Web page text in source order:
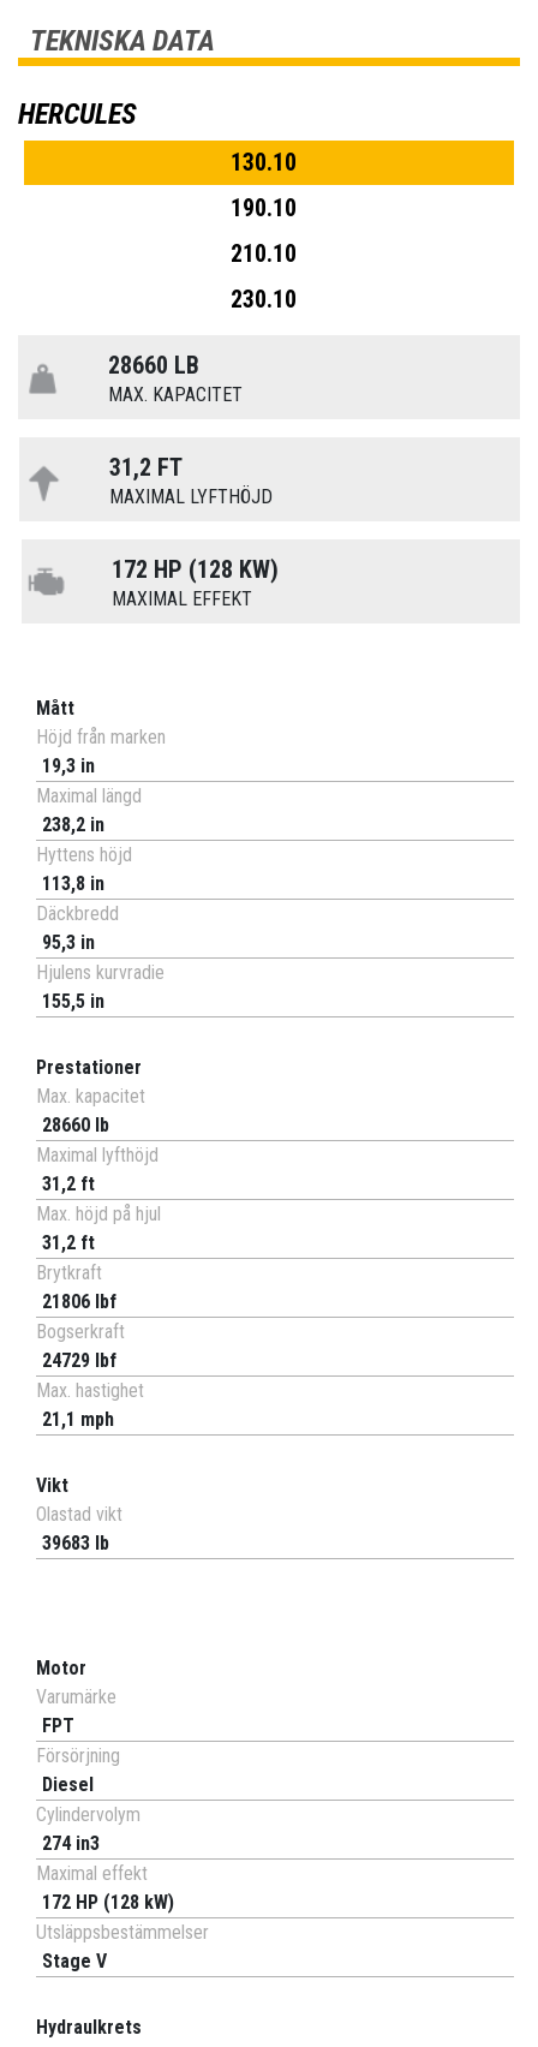
TEKNISKA DATA
HERCULES
130.10
190.10
210.10
230.10
28660 LB
MAX. KAPACITET
31,2 FT
MAXIMAL LYFTHÖJD
172 HP (128 KW)
MAXIMAL EFFEKT
Mått
Höjd från marken
19,3 in
Maximal längd
238,2 in
Hyttens höjd
113,8 in
Däckbredd
95,3 in
Hjulens kurvradie
155,5 in
Prestationer
Max. kapacitet
28660 lb
Maximal lyfthöjd
31,2 ft
Max. höjd på hjul
31,2 ft
Brytkraft
21806 lbf
Bogserkraft
24729 lbf
Max. hastighet
21,1 mph
Vikt
Olastad vikt
39683 lb
Motor
Varumärke
FPT
Försörjning
Diesel
Cylindervolym
274 in3
Maximal effekt
172 HP (128 kW)
Utsläppsbestämmelser
Stage V
Hydraulkrets